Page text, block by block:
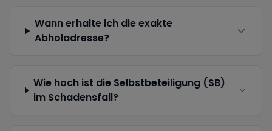
Wann erhalte ich die exakte
Abholadresse?
Wie hoch ist die Selbstbeteiligung (SB)
im Schadensfall?